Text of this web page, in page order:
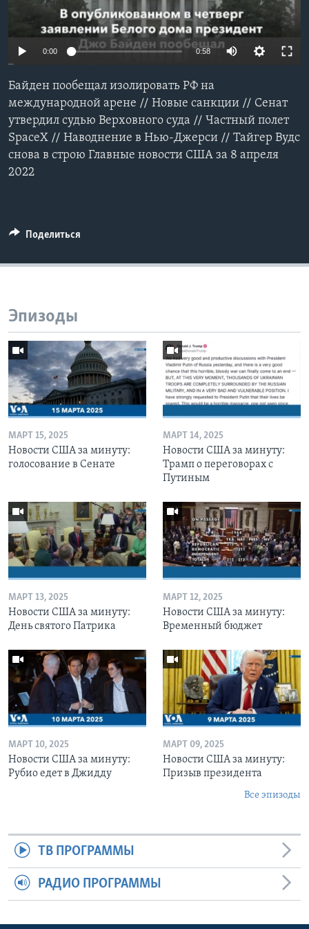
Learning English
СОЦИАЛЬНЫЕ СЕТИ
Языки
0:00 0:58
Байден пообещал изолировать РФ на
международной арене // Новые санкции // Сенат
утвердил судью Верховного суда // Частный полет
SpaceX // Наводнение в Нью-Джерси // Тайгер Вудс
снова в строю Главные новости США за 8 апреля
2022
Поделиться
Эпизоды
МАРТ 15, 2025
Новости США за минуту:
голосование в Сенате
МАРТ 14, 2025
Новости США за минуту:
Трамп о переговорах с
Путиным
МАРТ 13, 2025
Новости США за минуту:
День святого Патрика
МАРТ 12, 2025
Новости США за минуту:
Временный бюджет
МАРТ 10, 2025
Новости США за минуту:
Рубио едет в Джидду
МАРТ 09, 2025
Новости США за минуту:
Призыв президента
Все эпизоды
ТВ ПРОГРАММЫ
РАДИО ПРОГРАММЫ